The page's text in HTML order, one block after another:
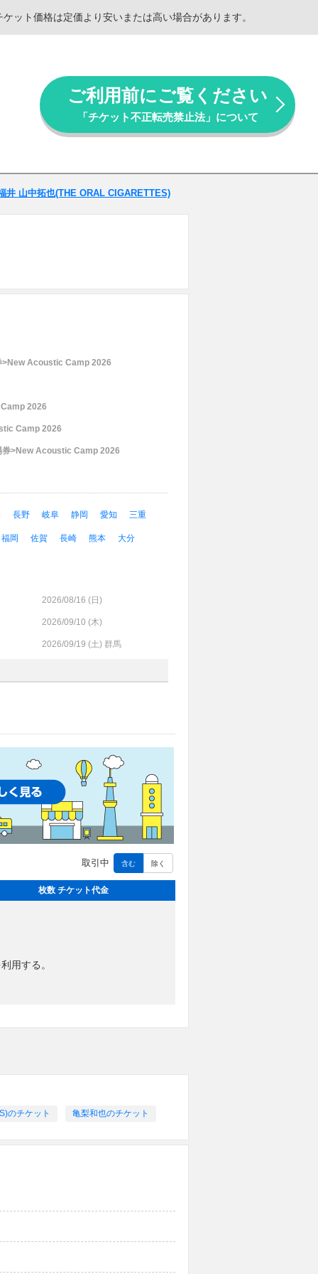
ット価格は定価より安いまたは高い場合があります。
ご利用前にご覧ください
「チケット不正転売禁止法」について
井 山中拓也(THE ORAL CIGARETTES)
>New Acoustic Camp 2026
2026
Camp 2026
券>New Acoustic Camp 2026
長野 岐阜 静岡 愛知 三重
福岡 佐賀 長崎 熊本 大分
2026/08/16 ( 日 )
2026/09/10 (木)
2026/09/19 (土) 群馬
取引中 含む 除く
枚数 チケット代金
用する。
のチケット 亀梨和也のチケット